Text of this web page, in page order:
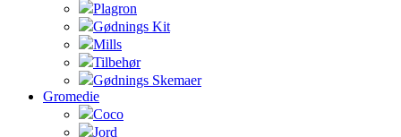
Plagron
Gødnings Kit
Mills
Tilbehør
Gødnings Skemaer
Gromedie
Coco
Jord